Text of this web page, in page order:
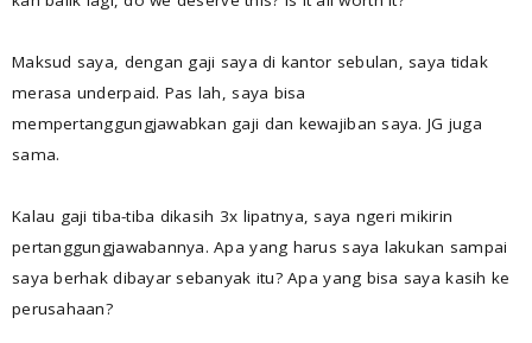
Maksud saya, dengan gaji saya di kantor sebulan, saya tidak
merasa underpaid. Pas lah, saya bisa
mempertanggungjawabkan gaji dan kewajiban saya. JG juga
sama.
Kalau gaji tiba-tiba dikasih 3x lipatnya, saya ngeri mikirin
pertanggungjawabannya. Apa yang harus saya lakukan sampai
saya berhak dibayar sebanyak itu? Apa yang bisa saya kasih ke
perusahaan?